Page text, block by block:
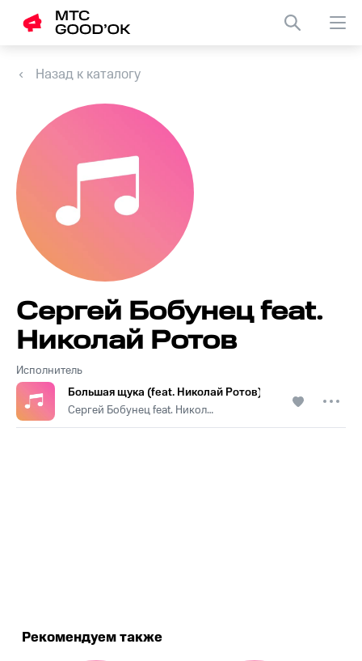
Назад к каталогу
Исполнитель
Сергей Бобунец feat.
Николай Ротов
Большая щука (feat. Николай Ротов) [Из к/ф
Сергей Бобунец feat. Николай Ротов
Рекомендуем также